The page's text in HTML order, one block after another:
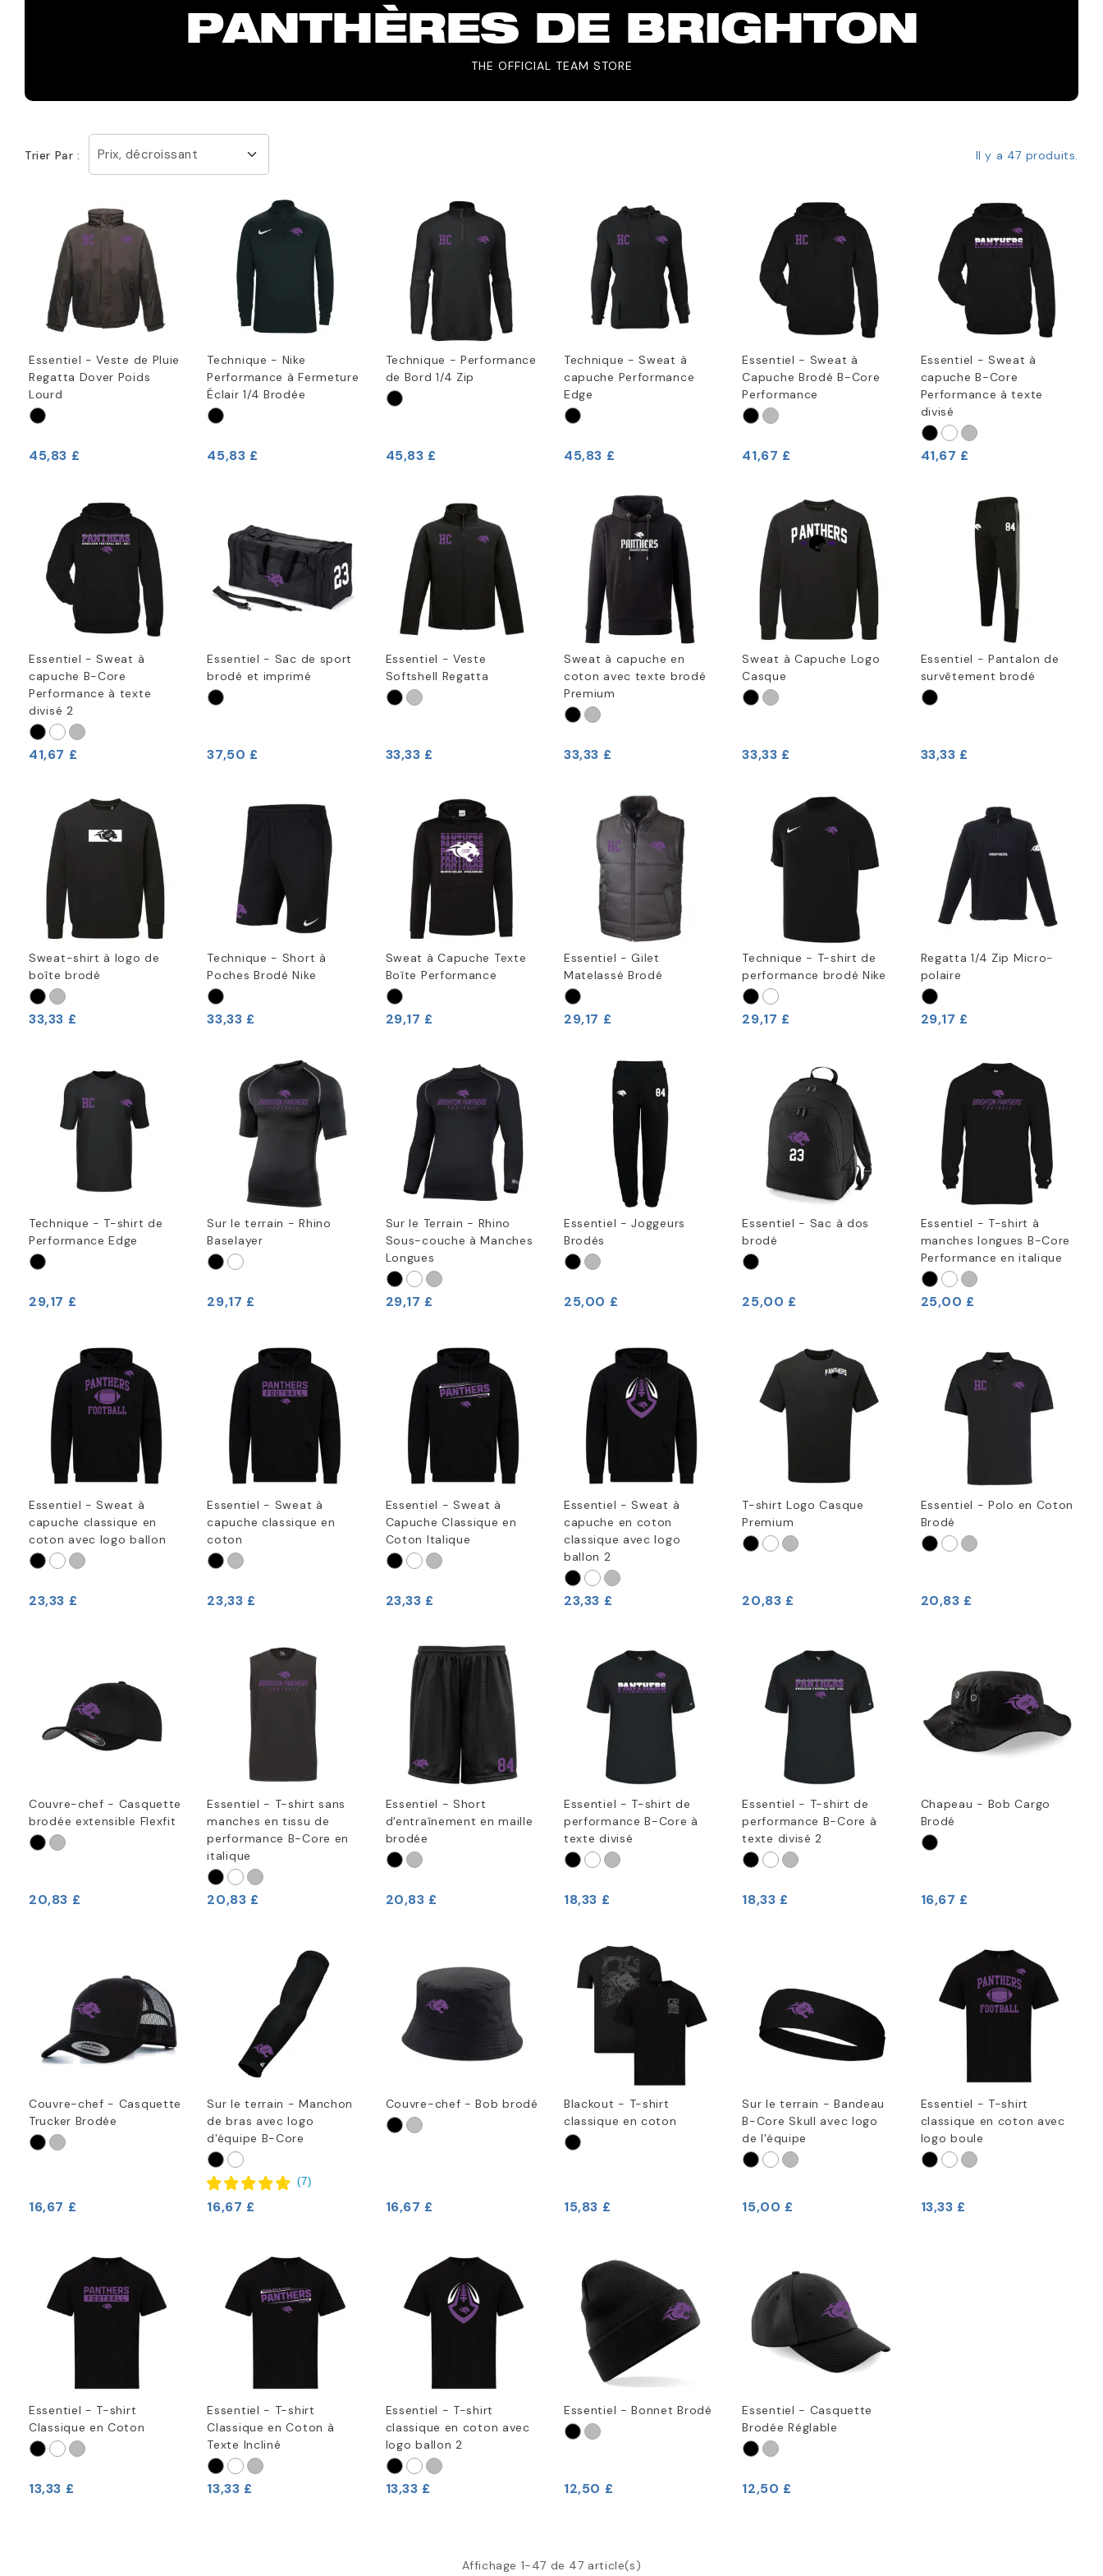
PANTHÈRES DE BRIGHTON
THE OFFICIAL TEAM STORE
Trier Par : Prix, décroissant Il y a 47 produits.
Essentiel - Veste de Pluie
Regatta Dover Poids
Lourd
45,83 £
Technique - Nike
Performance à Fermeture
Éclair 1/4 Brodée
45,83 £
Technique - Performance
de Bord 1/4 Zip
45,83 £
Technique - Sweat à
capuche Performance
Edge
45,83 £
Essentiel - Sweat à
Capuche Brodé B-Core
Performance
41,67 £
Essentiel - Sweat à
capuche B-Core
Performance à texte
divisé
41,67 £
Essentiel - Sweat à
capuche B-Core
Performance à texte
divisé 2
41,67 £
Essentiel - Sac de sport
brodé et imprimé
37,50 £
Essentiel - Veste
Softshell Regatta
33,33 £
Sweat à capuche en
coton avec texte brodé
Premium
33,33 £
Sweat à Capuche Logo
Casque
33,33 £
Essentiel - Pantalon de
survêtement brodé
33,33 £
Sweat-shirt à logo de
boîte brodé
33,33 £
Technique - Short à
Poches Brodé Nike
33,33 £
Sweat à Capuche Texte
Boîte Performance
29,17 £
Essentiel - Gilet
Matelassé Brodé
29,17 £
Technique - T-shirt de
performance brodé Nike
29,17 £
Regatta 1/4 Zip Micro-
polaire
29,17 £
Technique - T-shirt de
Performance Edge
29,17 £
Sur le terrain - Rhino
Baselayer
29,17 £
Sur le Terrain - Rhino
Sous-couche à Manches
Longues
29,17 £
Essentiel - Joggeurs
Brodés
25,00 £
Essentiel - Sac à dos
brodé
25,00 £
Essentiel - T-shirt à
manches longues B-Core
Performance en italique
25,00 £
Essentiel - Sweat à
capuche classique en
coton avec logo ballon
23,33 £
Essentiel - Sweat à
capuche classique en
coton
23,33 £
Essentiel - Sweat à
Capuche Classique en
Coton Italique
23,33 £
Essentiel - Sweat à
capuche en coton
classique avec logo
ballon 2
23,33 £
T-shirt Logo Casque
Premium
20,83 £
Essentiel - Polo en Coton
Brodé
20,83 £
Couvre-chef - Casquette
brodée extensible Flexfit
20,83 £
Essentiel - T-shirt sans
manches en tissu de
performance B-Core en
italique
20,83 £
Essentiel - Short
d'entraînement en maille
brodée
20,83 £
Essentiel - T-shirt de
performance B-Core à
texte divisé
18,33 £
Essentiel - T-shirt de
performance B-Core à
texte divisé 2
18,33 £
Chapeau - Bob Cargo
Brodé
16,67 £
Couvre-chef - Casquette
Trucker Brodée
16,67 £
Sur le terrain - Manchon
de bras avec logo
d'équipe B-Core
(7)
16,67 £
Couvre-chef - Bob brodé
16,67 £
Blackout - T-shirt
classique en coton
15,83 £
Sur le terrain - Bandeau
B-Core Skull avec logo
de l'équipe
15,00 £
Essentiel - T-shirt
classique en coton avec
logo boule
13,33 £
Essentiel - T-shirt
Classique en Coton
13,33 £
Essentiel - T-shirt
Classique en Coton à
Texte Incliné
13,33 £
Essentiel - T-shirt
classique en coton avec
logo ballon 2
13,33 £
Essentiel - Bonnet Brodé
12,50 £
Essentiel - Casquette
Brodée Réglable
12,50 £
Affichage 1-47 de 47 article(s)